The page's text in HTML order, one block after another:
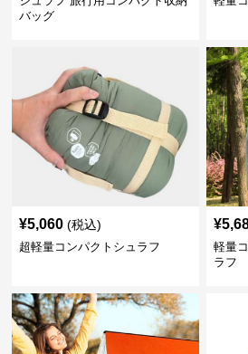
バッグ
¥5,060 (税込)
超軽量コンパクトシュラフ
¥
軽量
ラフ